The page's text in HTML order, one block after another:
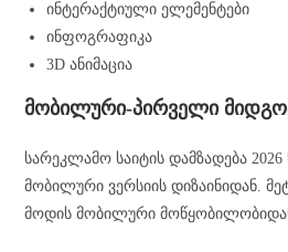
ინტერაქტიული ელემენტები
ინფოგრაფიკა
3D ანიმაცია
მობილური-პირველი
სარეკლამო საიტის დამზადება
მობილური ვერსიის დიზაინიდან.
მოდის მობილური